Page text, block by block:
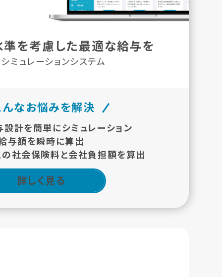
準を考慮した最適な給与を
ミュレーションシステム
んなお悩みを解決
計を簡単にシミュレーション
与額を瞬時に算出
社会保険料と会社負担額を算出
詳しく見る